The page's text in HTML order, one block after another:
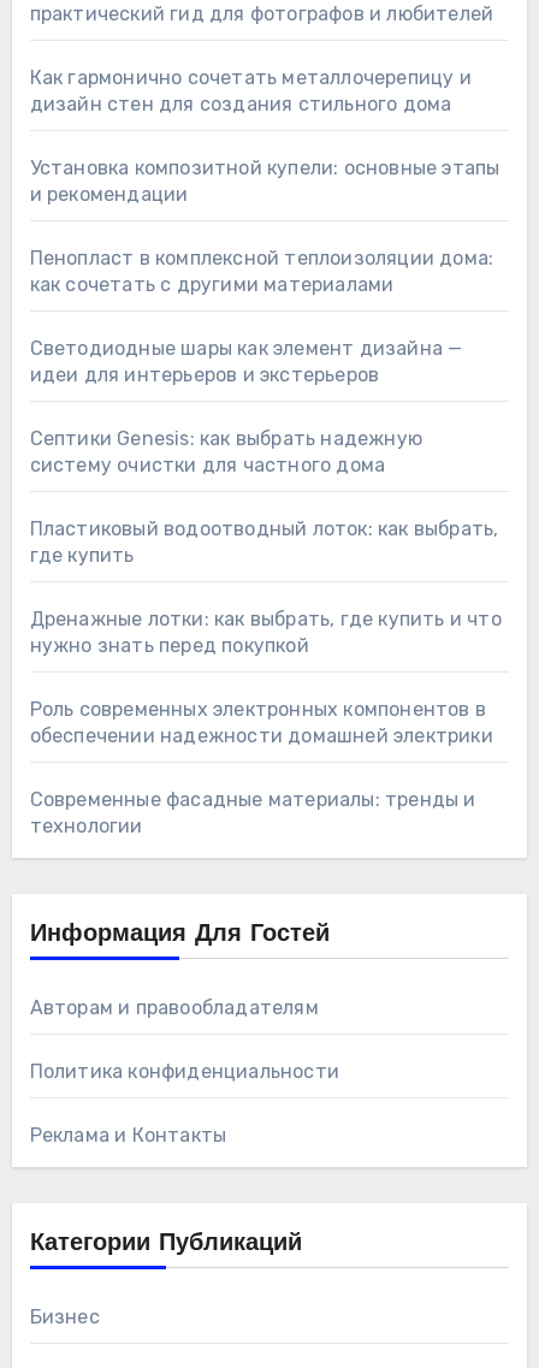
практический гид для фотографов и любителей
Как гармонично сочетать металлочерепицу и
дизайн стен для создания стильного дома
Установка композитной купели: основные этапы
и рекомендации
Пенопласт в комплексной теплоизоляции дома:
как сочетать с другими материалами
Светодиодные шары как элемент дизайна —
идеи для интерьеров и экстерьеров
Септики Genesis: как выбрать надежную
систему очистки для частного дома
Пластиковый водоотводный лоток: как выбрать,
где купить
Дренажные лотки: как выбрать, где купить и что
нужно знать перед покупкой
Роль современных электронных компонентов в
обеспечении надежности домашней электрики
Современные фасадные материалы: тренды и
технологии
Информация Для Гостей
Авторам и правообладателям
Политика конфиденциальности
Реклама и Контакты
Категории Публикаций
Бизнес